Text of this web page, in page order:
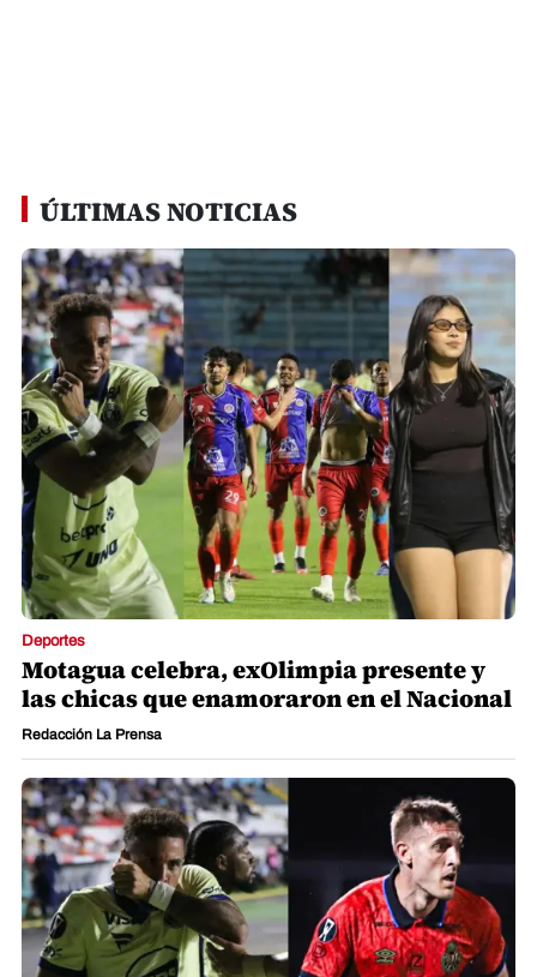
ÚLTIMAS NOTICIAS
Deportes
Motagua celebra, exOlimpia presente y
las chicas que enamoraron en el Nacional
Redacción La Prensa